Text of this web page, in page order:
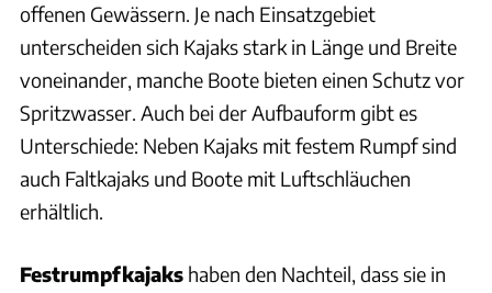
offenen Gewässern. Je nach Einsatzgebiet
unterscheiden sich Kajaks stark in Länge und Breite
voneinander, manche Boote bieten einen Schutz vor
Spritzwasser. Auch bei der Aufbauform gibt es
Unterschiede: Neben Kajaks mit festem Rumpf sind
auch Faltkajaks und Boote mit Luftschläuchen
erhältlich.
Festrumpfkajaks haben den Nachteil, dass sie in